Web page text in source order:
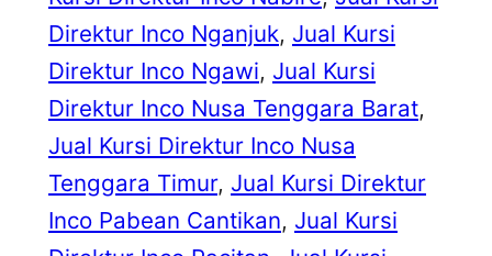
Direktur Inco Nganjuk, Jual Kursi
Direktur Inco Ngawi, Jual Kursi
Direktur Inco Nusa Tenggara Barat
Jual Kursi Direktur Inco Nusa
Tenggara Timur, Jual Kursi Direktur
Inco Pabean Cantikan, Jual Kursi